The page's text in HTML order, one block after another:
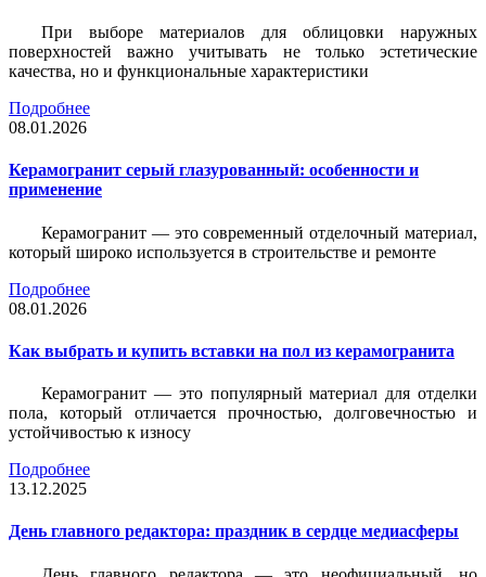
При выборе материалов для облицовки наружных
поверхностей важно учитывать не только эстетические
качества, но и функциональные характеристики
Подробнее
08.01.2026
Керамогранит серый глазурованный: особенности и
применение
Керамогранит — это современный отделочный материал,
который широко используется в строительстве и ремонте
Подробнее
08.01.2026
Как выбрать и купить вставки на пол из керамогранита
Керамогранит — это популярный материал для отделки
пола, который отличается прочностью, долговечностью и
устойчивостью к износу
Подробнее
13.12.2025
День главного редактора: праздник в сердце медиасферы